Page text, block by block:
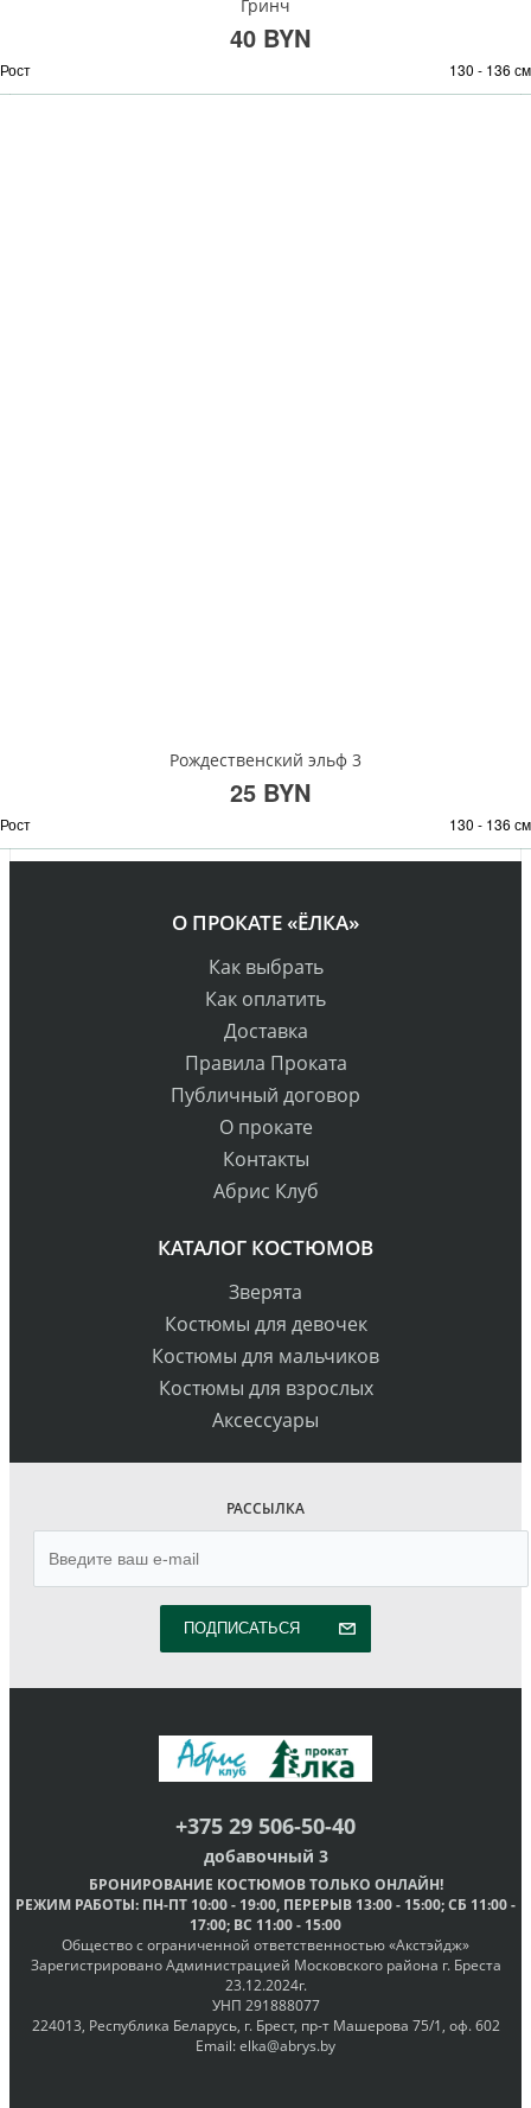
Гринч
40 BYN
Рост 130 - 136 см
Рождественский эльф 3
25 BYN
Рост 130 - 136 см
О ПРОКАТЕ «ЁЛКА»
Как выбрать
Как оплатить
Доставка
Правила Проката
Публичный договор
О прокате
Контакты
Абрис Клуб
КАТАЛОГ КОСТЮМОВ
Зверята
Костюмы для девочек
Костюмы для мальчиков
Костюмы для взрослых
Аксессуары
РАССЫЛКА
ПОДПИСАТЬСЯ
+375 29 506-50-40
добавочный 3
БРОНИРОВАНИЕ КОСТЮМОВТОЛЬКО ОНЛАЙН!
РЕЖИМ РАБОТЫ: ПН-ПТ 10:00 - 19:00, ПЕРЕРЫВ 13:00 - 15:00; СБ 11:00 -
17:00; ВС 11:00 - 15:00
Общество с ограниченной ответственностью «Акстэйдж»
Зарегистрировано Администрацией Московского района г. Бреста
23.12.2024г.
УНП 291888077
224013, Республика Беларусь, г. Брест, пр-т Машерова 75/1, оф. 602
Email:elka@abrys.by